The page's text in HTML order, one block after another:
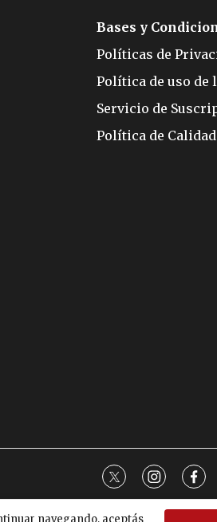
navegando, aceptás
Bases y
Políticas de
Política de uso de
Servicio de
Política de Calidad
twitter